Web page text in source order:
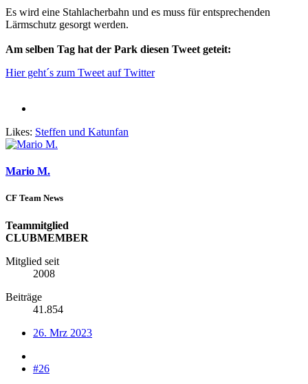
Es wird eine Stahlacherbahn und es muss für entsprechenden
Lärmschutz gesorgt werden.
Am selben Tag hat der Park diesen Tweet geteit:
Hier geht´s zum Tweet auf Twitter
Likes: Steffen und Katunfan
Mario M.
CF Team News
Teammitglied
CLUBMEMBER
Mitglied seit
2008
Beiträge
41.854
26. Mrz 2023
#26